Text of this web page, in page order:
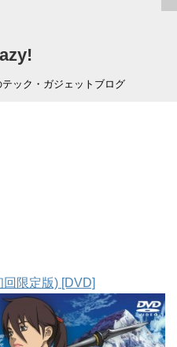
ック・ガジェットブログ
限定版) [DVD]